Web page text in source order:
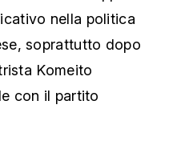
nella politica
soprattutto dopo
Komeito
con il partito